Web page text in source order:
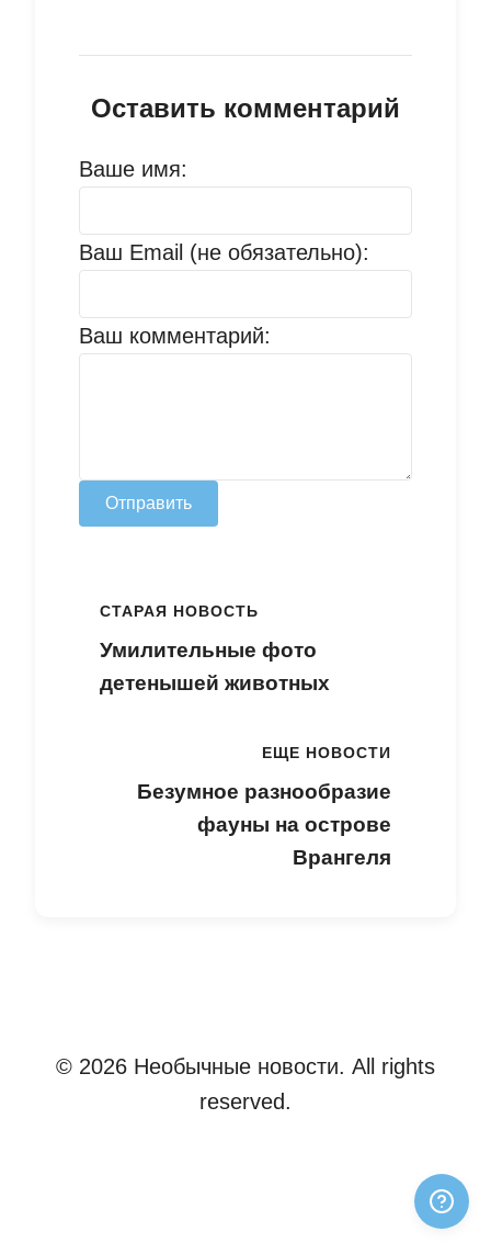
Оставить комментарий
Ваше имя:
Ваш Email (не обязательно):
Ваш комментарий:
Отправить
СТАРАЯ НОВОСТЬ
Умилительные фото
детенышей животных
ЕЩЕ НОВОСТИ
Безумное разнообразие
фауны на острове
Врангеля
© 2026 Необычные новости. All rights
reserved.